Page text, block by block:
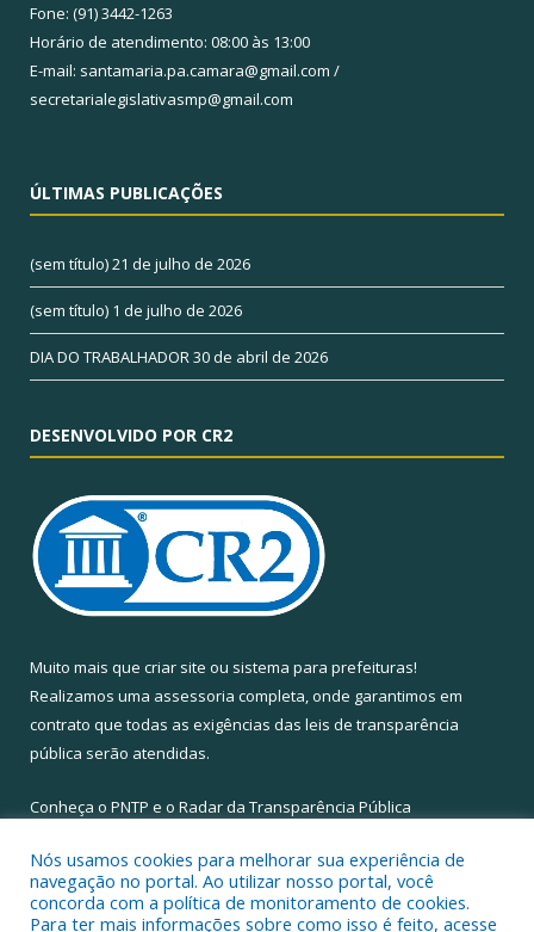
Fone: (91) 3442-1263
Horário de atendimento: 08:00 às 13:00
E-mail: santamaria.pa.camara@gmail.com /
secretarialegislativasmp@gmail.com
ÚLTIMAS PUBLICAÇÕES
(sem título)21 de julho de 2026
(sem título) 1 de julho de 2026
DIA DO TRABALHADOR30 de abril de 2026
DESENVOLVIDO POR CR2
Muito mais que criar site ou sistema para prefeituras!
Realizamos uma assessoria completa, onde garantimos em
contrato que todas as exigências das leis de transparência
pública serão atendidas.
Conheça o PNTP e o Radar da Transparência Pública
Nós usamos cookies para melhorar sua experiência de
navegação no portal. Ao utilizar nosso portal, você
concorda com a política de monitoramento de cookies.
Para ter mais informações sobre como isso é feito, acesse